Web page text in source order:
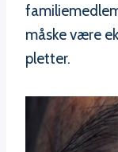
måske være
pletter.